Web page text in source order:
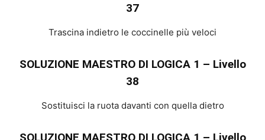
37
Trascina indietro le coccinelle più veloci
SOLUZIONE MAESTRO DI LOGICA 1 – Livello
38
Sostituisci la ruota davanti con quella dietro
SOLUZIONE MAESTRO DI LOGICA 1 – Livello